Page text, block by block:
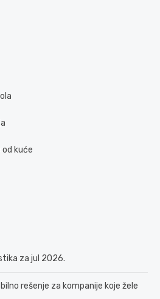
kuće
za jul 2026.
rešenje za kompanije koje žele